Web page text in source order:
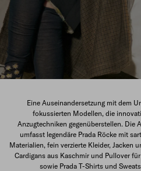
Die neue Damenkollektion
ENTDECKEN
Eine Auseinandersetzung mit dem
fokussierten Modellen, die
Anzugtechniken gegenüberstellen. Die
umfasst legendäre Prada Röcke mit
Materialien, fein verzierte Kleider, Jacken
Cardigans aus Kaschmir und Pullover
sowie Prada T-Shirts und